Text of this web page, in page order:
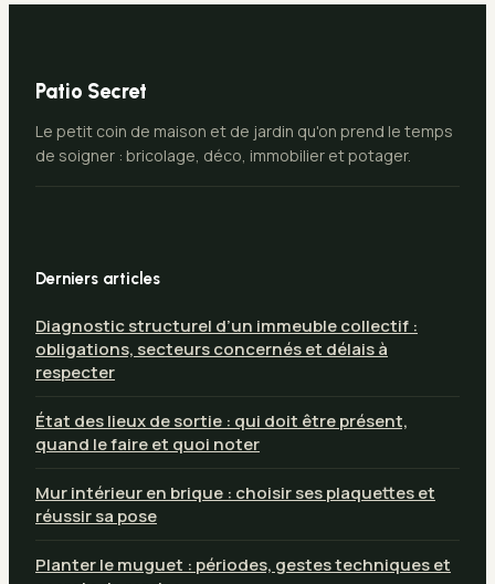
Patio Secret
Le petit coin de maison et de jardin qu'on prend le temps
de soigner : bricolage, déco, immobilier et potager.
Derniers articles
Diagnostic structurel d’un immeuble collectif :
obligations, secteurs concernés et délais à
respecter
État des lieux de sortie : qui doit être présent,
quand le faire et quoi noter
Mur intérieur en brique : choisir ses plaquettes et
réussir sa pose
Planter le muguet : périodes, gestes techniques et